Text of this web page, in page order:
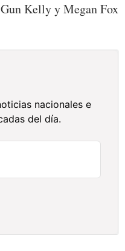
Kelly y Megan Fox
nacionales e
del día.